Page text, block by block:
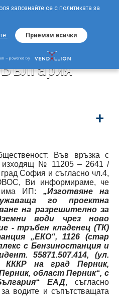
EN
+
Във връзка с
изходящ № 11205 – 2641 /
София и съгласно чл.4,
Ви информираме, че
има ИП: „Изготвяне на
го проектна
на разрешително за
води чрез ново
- тръбен кладенец (ТК)
„ЕКО“, 1126 (стар
с Бензиностанция и
55871.507.414, (ул.
КККР на град Перник,
област Перник“, с
ЕАД, съгласно
водите и съпътстващата
запознайте се с политиката за
Приемам всички
– powered by